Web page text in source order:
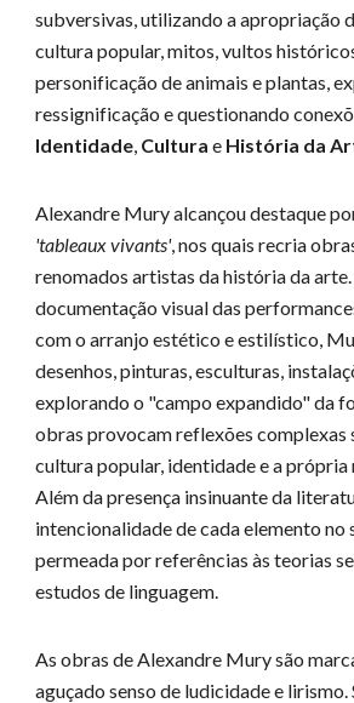
subversivas, utilizando a apropriação
cultura popular, mitos, vultos
personificação de animais e plantas,
ressignificação e questionando
Identidade, Cultura e História da
Alexandre Mury alcançou destaque
'tableaux vivants', nos quais recria
renomados artistas da história da
documentação visual das
com o arranjo estético e estilístico,
desenhos, pinturas, esculturas,
explorando o "campo expandido" da
obras provocam reflexões complexas
cultura popular, identidade e a própria
Além da presença insinuante da
intencionalidade de cada elemento no
permeada por referências às teorias
estudos de linguagem.
As obras de Alexandre Mury são
aguçado senso de ludicidade e lirismo.